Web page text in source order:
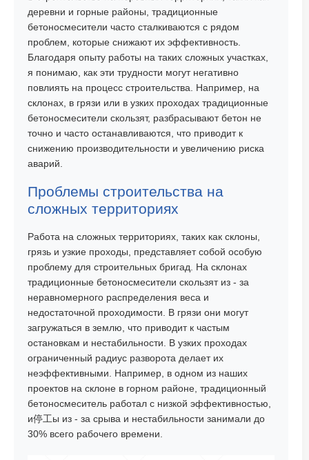
деревни и горные районы, традиционные
бетоносмесители часто сталкиваются с рядом
проблем, которые снижают их эффективность.
Благодаря опыту работы на таких сложных участках,
я понимаю, как эти трудности могут негативно
повлиять на процесс строительства. Например, на
склонах, в грязи или в узких проходах традиционные
бетоносмесители скользят, разбрасывают бетон не
точно и часто останавливаются, что приводит к
снижению производительности и увеличению риска
аварий.
Проблемы строительства на
сложных территориях
Работа на сложных территориях, таких как склоны,
грязь и узкие проходы, представляет собой особую
проблему для строительных бригад. На склонах
традиционные бетоносмесители скользят из - за
неравномерного распределения веса и
недостаточной проходимости. В грязи они могут
загружаться в землю, что приводит к частым
остановкам и нестабильности. В узких проходах
ограниченный радиус разворота делает их
неэффективными. Например, в одном из наших
проектов на склоне в горном районе, традиционный
бетоносмеситель работал с низкой эффективностью,
и停工ы из - за срыва и нестабильности занимали до
30% всего рабочего времени.